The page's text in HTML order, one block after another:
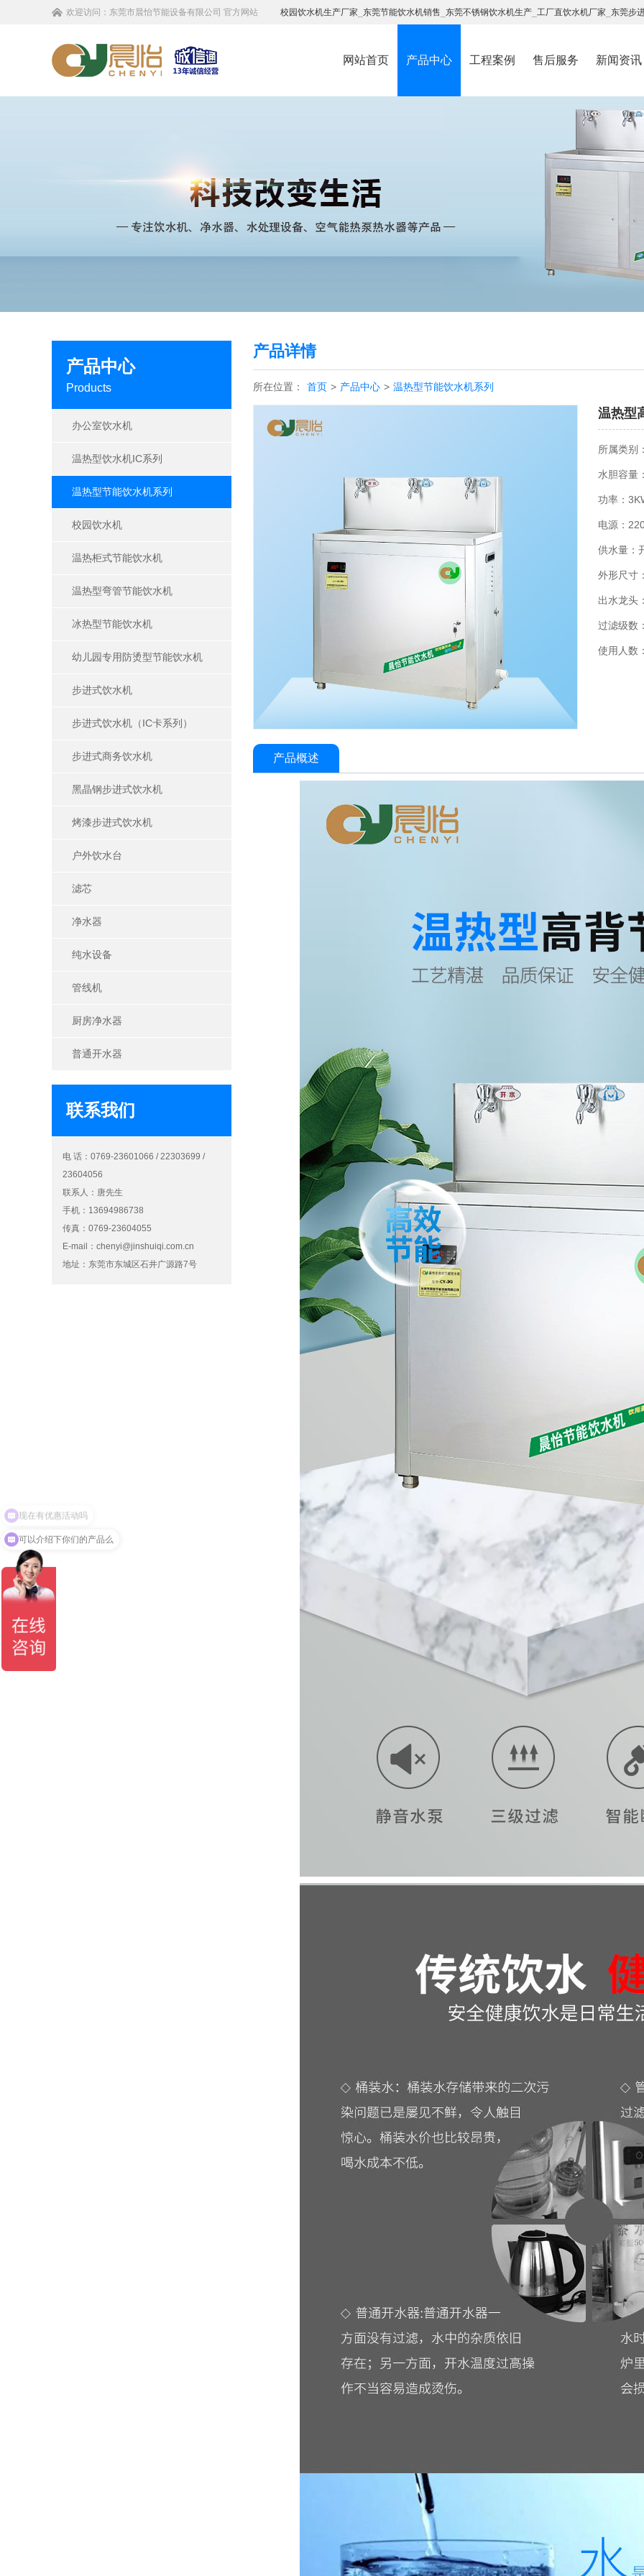
欢迎访问： 东莞市晨怡节能设备有限公司 官方网站 校园饮水机生产厂家 东莞节能饮水机销售 东莞不锈钢饮水机生产 工厂直饮水机厂家 东莞步
网站首页 产品中心 工程案例 售后服务 新闻资讯
产品中心
Products
办公室饮水机
温热型饮水机IC系列
温热型节能饮水机系列
校园饮水机
温热柜式节能饮水机
温热型弯管节能饮水机
冰热型节能饮水机
幼儿园专用防烫型节能饮水机
步进式饮水机
步进式饮水机（IC卡系列）
步进式商务饮水机
黑晶钢步进式饮水机
烤漆步进式饮水机
户外饮水台
滤芯
净水器
纯水设备
管线机
厨房净水器
普通开水器
联系我们
电 话：0769-23601066 / 22303699 /
23604056
联系人：唐先生
手机：13694986738
传真：0769-23604055
E-mail： chenyi@jinshuiqi.com.cn
地址：东莞市东城区石井广源路7号
产品详情
所在位置： 首页 > 产品中心 > 温热型节能饮水机系列
温热型
所属类别
水胆容量
功率：
电源：
供水量：
外形尺寸
出水龙头
过滤级数
使用人数
产品概述
可以介绍下你们的产品么